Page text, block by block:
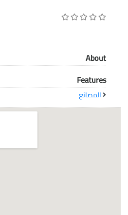
معاً نحو خلق مجتمع مبدع في عالم الأزياء
About
Features
المصانع